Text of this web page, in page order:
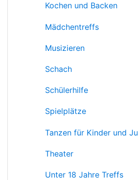
Kochen und Backen
Mädchentreffs
Musizieren
Schach
Schülerhilfe
Spielplätze
Tanzen für Kinder und
Theater
Unter 18 Jahre Treffs